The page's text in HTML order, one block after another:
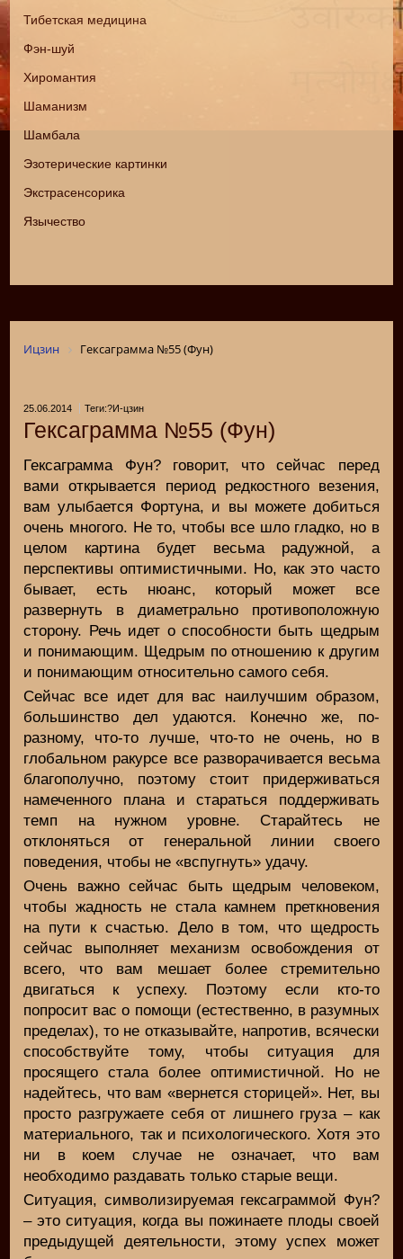
Тибетская медицина
Фэн-шуй
Хиромантия
Шаманизм
Шамбала
Эзотерические картинки
Экстрасенсорика
Язычество
Ицзин Гексаграмма №55 (Фун)
25.06.2014 Теги:?И-цзин
Гексаграмма №55 (Фун)
Гексаграмма Фун? говорит, что сейчас перед
вами открывается период редкостного везения,
вам улыбается Фортуна, и вы можете добиться
очень многого. Не то, чтобы все шло гладко, но в
целом картина будет весьма радужной, а
перспективы оптимистичными. Но, как это часто
бывает, есть нюанс, который может все
развернуть в диаметрально противоположную
сторону. Речь идет о способности быть щедрым
и понимающим. Щедрым по отношению к другим
и понимающим относительно самого себя.
Сейчас все идет для вас наилучшим образом,
большинство дел удаются. Конечно же, по-
разному, что-то лучше, что-то не очень, но в
глобальном ракурсе все разворачивается весьма
благополучно, поэтому стоит придерживаться
намеченного плана и стараться поддерживать
темп на нужном уровне. Старайтесь не
отклоняться от генеральной линии своего
поведения, чтобы не «вспугнуть» удачу.
Очень важно сейчас быть щедрым человеком,
чтобы жадность не стала камнем преткновения
на пути к счастью. Дело в том, что щедрость
сейчас выполняет механизм освобождения от
всего, что вам мешает более стремительно
двигаться к успеху. Поэтому если кто-то
попросит вас о помощи (естественно, в разумных
пределах), то не отказывайте, напротив, всячески
способствуйте тому, чтобы ситуация для
просящего стала более оптимистичной. Но не
надейтесь, что вам «вернется сторицей». Нет, вы
просто разгружаете себя от лишнего груза – как
материального, так и психологического. Хотя это
ни в коем случае не означает, что вам
необходимо раздавать только старые вещи.
Ситуация, символизируемая гексаграммой Фун?
– это ситуация, когда вы пожинаете плоды своей
предыдущей деятельности, этому успех может